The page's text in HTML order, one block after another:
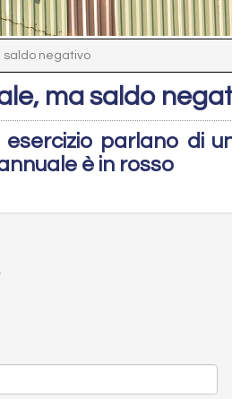
saldo negativo
ma saldo
parlano di
è in rosso